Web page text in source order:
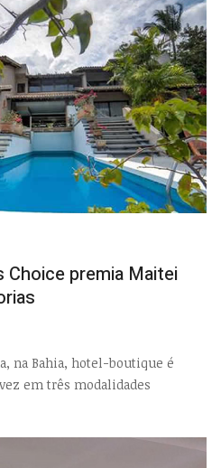
Choice premia Maitei
na Bahia, hotel-boutique é
em três modalidades